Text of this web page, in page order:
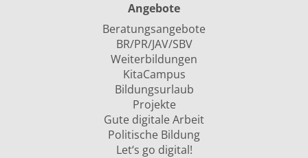
Angebote
Beratungsangebote
BR/PR/JAV/SBV
Weiterbildungen
KitaCampus
Bildungsurlaub
Projekte
Gute digitale Arbeit
Politische Bildung
Let‘s go digital!